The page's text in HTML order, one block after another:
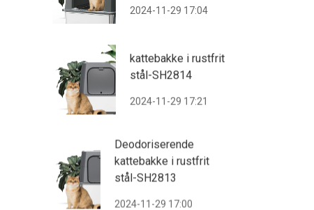
2024-11-29 17:04
kattebakke i rustfrit
stål-SH2814
2024-11-29 17:21
Deodoriserende
kattebakke i rustfrit
stål-SH2813
2024-11-29 17:00